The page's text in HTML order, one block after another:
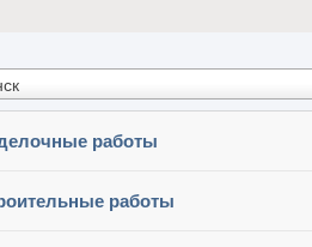
работы
работы